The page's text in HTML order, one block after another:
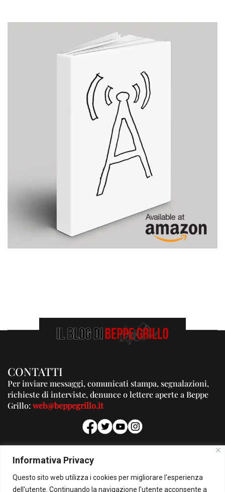
Informativa Privacy
Questo sito web utilizza i cookies per migliorare l'esperienza
dell'utente. Continuando la navigazione l'utente acconsente a
CONTATTI
Per inviare messaggi, comunicati stampa, segnalazioni,
richieste di interviste, denunce o lettere aperte a Beppe
Grillo:web@beppegrillo.it
PUBBLICITA'
Per la tua pubblicità su questo Blog:
pubblicita@beppegrillo.it